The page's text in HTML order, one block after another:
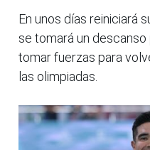
En unos días reiniciará
se tomará un
tomar fuerzas para
las olimpiadas.